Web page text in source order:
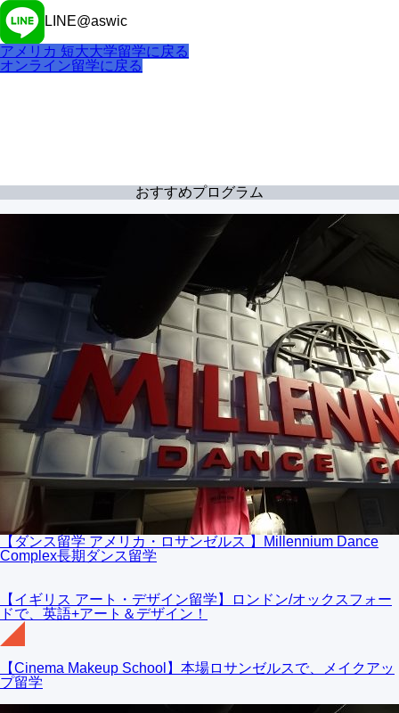
LINE@aswic
アメリカ 短大大学留学に戻る
オンライン留学に戻る
おすすめプログラム
【ダンス留学 アメリカ・ロサンゼルス 】Millennium Dance
Complex長期ダンス留学
【イギリス アート・デザイン留学】ロンドン/オックスフォー
ドで、英語+アート＆デザイン！
【Cinema Makeup School】本場ロサンゼルスで、メイクアッ
プ留学